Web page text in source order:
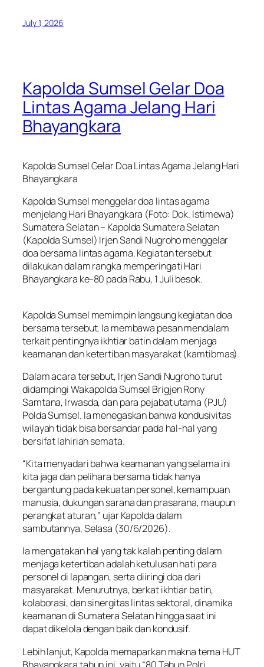
July 1, 2026
Kapolda Sumsel Gelar Doa
Lintas Agama Jelang Hari
Bhayangkara
Kapolda Sumsel Gelar Doa Lintas Agama Jelang Hari
Bhayangkara
Kapolda Sumsel menggelar doa lintas agama
menjelang Hari Bhayangkara (Foto: Dok. Istimewa)
Sumatera Selatan – Kapolda Sumatera Selatan
(Kapolda Sumsel) Irjen Sandi Nugroho menggelar
doa bersama lintas agama. Kegiatan tersebut
dilakukan dalam rangka memperingati Hari
Bhayangkara ke-80 pada Rabu, 1 Juli besok.
Kapolda Sumsel memimpin langsung kegiatan doa
bersama tersebut. Ia membawa pesan mendalam
terkait pentingnya ikhtiar batin dalam menjaga
keamanan dan ketertiban masyarakat (kamtibmas).
Dalam acara tersebut, Irjen Sandi Nugroho turut
didampingi Wakapolda Sumsel Brigjen Rony
Samtana, Irwasda, dan para pejabat utama (PJU)
Polda Sumsel. Ia menegaskan bahwa kondusivitas
wilayah tidak bisa bersandar pada hal-hal yang
bersifat lahiriah semata.
“Kita menyadari bahwa keamanan yang selama ini
kita jaga dan pelihara bersama tidak hanya
bergantung pada kekuatan personel, kemampuan
manusia, dukungan sarana dan prasarana, maupun
perangkat aturan,” ujar Kapolda dalam
sambutannya, Selasa (30/6/2026).
Ia mengatakan hal yang tak kalah penting dalam
menjaga ketertiban adalah ketulusan hati para
personel di lapangan, serta diiringi doa dari
masyarakat. Menurutnya, berkat ikhtiar batin,
kolaborasi, dan sinergitas lintas sektoral, dinamika
keamanan di Sumatera Selatan hingga saat ini
dapat dikelola dengan baik dan kondusif.
Lebih lanjut, Kapolda memaparkan makna tema HUT
Bhayangkara tahun ini, yaitu “80 Tahun Polri